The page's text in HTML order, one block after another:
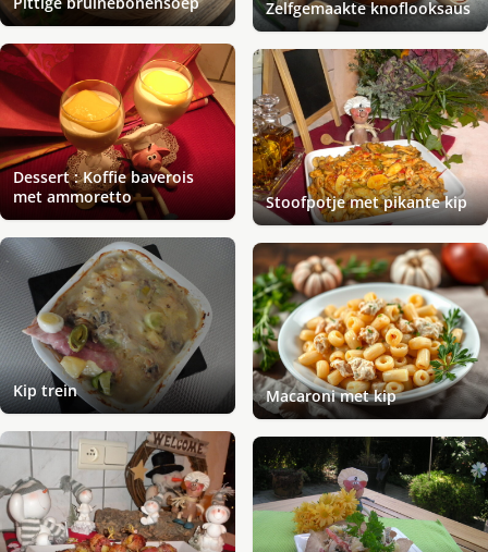
Zelfgemaakte knoflooksaus
Dessert : Koffie baverois
met ammoretto
Stoofpotje met pikante kip
Kip trein Macaroni met kip